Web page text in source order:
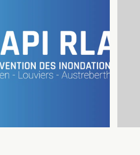
Austreberthe
Image de marque